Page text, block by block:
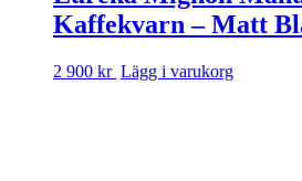
Kaffekvarn – Matt
2 900 kr Lägg i varukorg